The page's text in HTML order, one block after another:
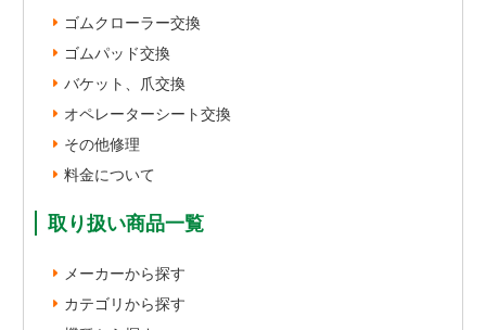
ゴムクローラー交換
ゴムパッド交換
バケット、爪交換
オペレーターシート交換
その他修理
料金について
取り扱い商品一覧
メーカーから探す
カテゴリから探す